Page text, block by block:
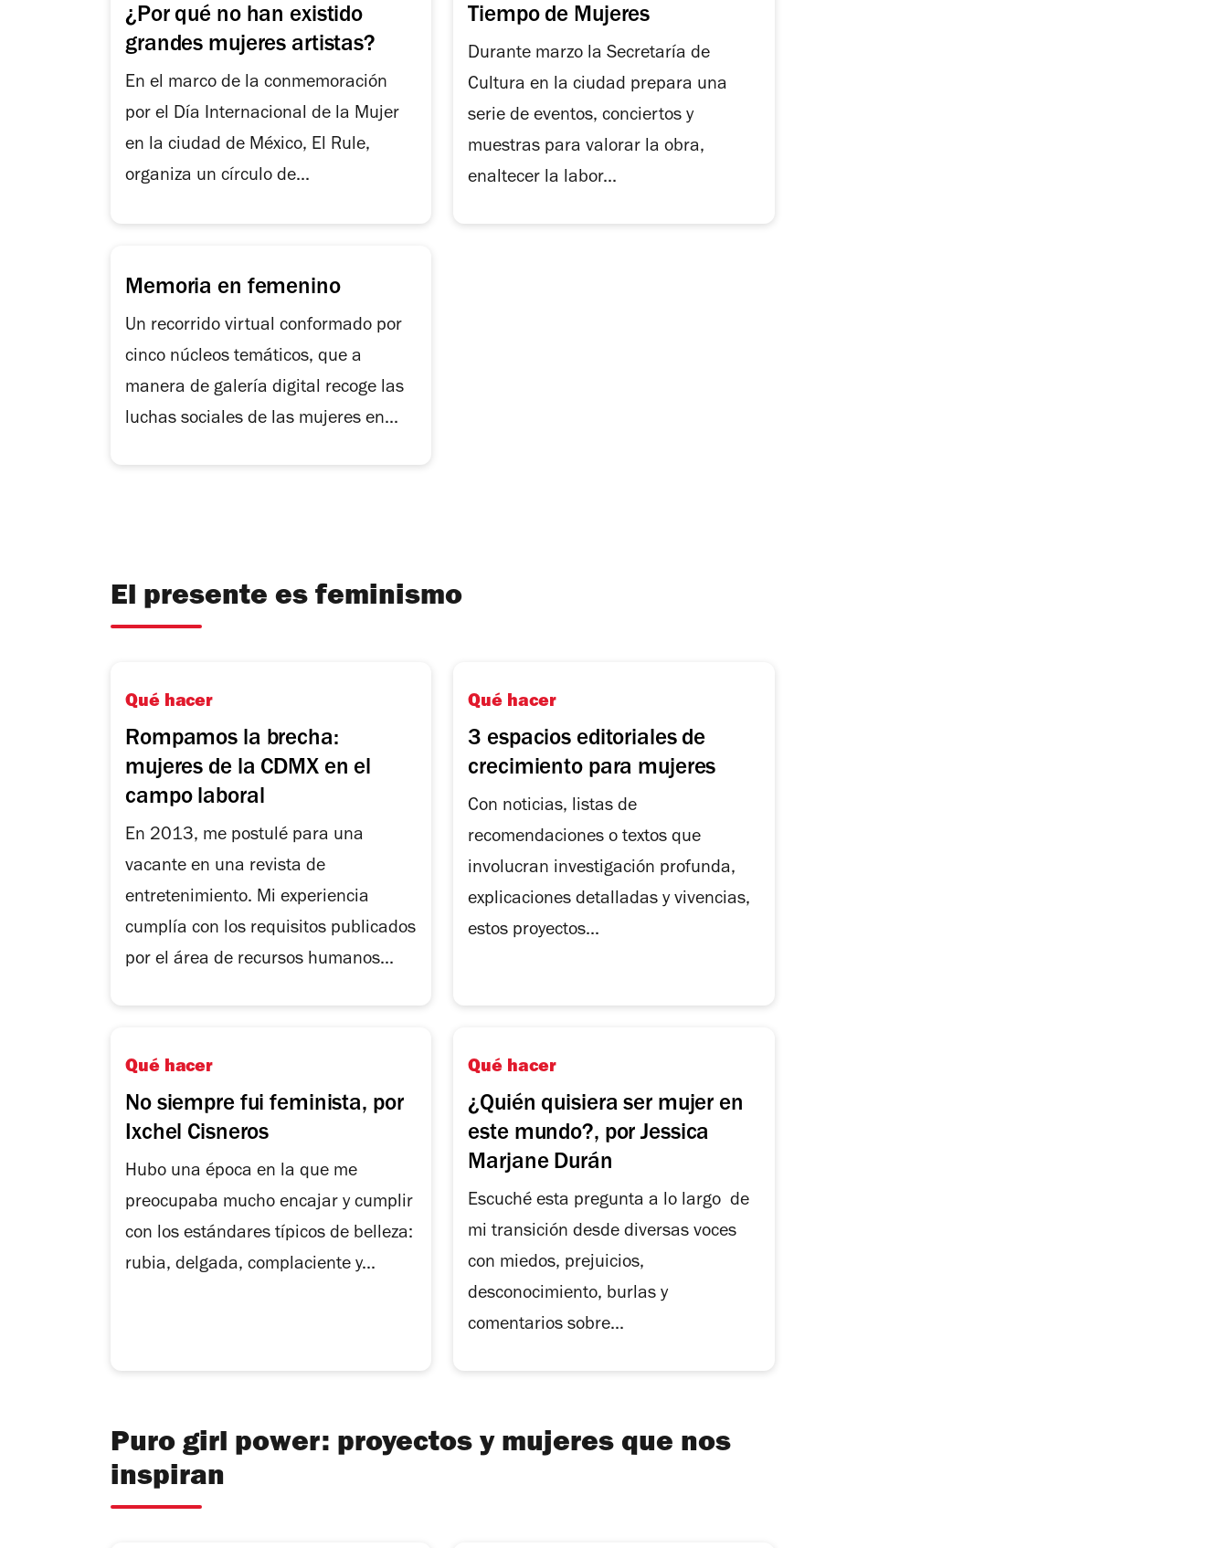
¿Por qué no han existido
grandes mujeres artistas?
En el marco de la conmemoración
por el Día Internacional de la Mujer
en la ciudad de México, El Rule,
organiza un círculo de...
Tiempo de Mujeres
Durante marzo la Secretaría de
Cultura en la ciudad prepara una
serie de eventos, conciertos y
muestras para valorar la obra,
enaltecer la labor...
Memoria en femenino
Un recorrido virtual conformado por
cinco núcleos temáticos, que a
manera de galería digital recoge las
luchas sociales de las mujeres en...
El presente es feminismo
Qué hacer
Rompamos la brecha:
mujeres de la CDMX en el
campo laboral
En 2013, me postulé para una
vacante en una revista de
entretenimiento. Mi experiencia
cumplía con los requisitos publicados
por el área de recursos humanos...
Qué hacer
3 espacios editoriales de
crecimiento para mujeres
Con noticias, listas de
recomendaciones o textos que
involucran investigación profunda,
explicaciones detalladas y vivencias,
estos proyectos...
Qué hacer
No siempre fui feminista, por
Ixchel Cisneros
Hubo una época en la que me
preocupaba mucho encajar y cumplir
con los estándares típicos de belleza:
rubia, delgada, complaciente y...
Qué hacer
¿Quién quisiera ser mujer en
este mundo?, por Jessica
Marjane Durán
Escuché esta pregunta a lo largo de
mi transición desde diversas voces
con miedos, prejuicios,
desconocimiento, burlas y
comentarios sobre...
Puro girl power: proyectos y mujeres que nos
inspiran